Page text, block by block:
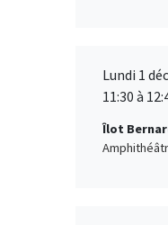
Lundi 1
11:30 à
Îlot